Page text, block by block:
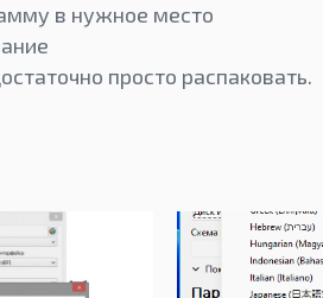
в нужное место
просто распаковать.